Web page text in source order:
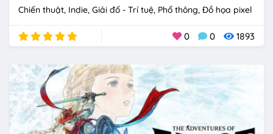
Chiến thuật Indie Giải đố - Trí tuệ Phổ thông Đồ họa pixel
0 0 1893